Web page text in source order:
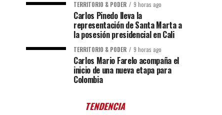
TERRITORIO & PODER 9 horas ago
Carlos Pinedo lleva la
representación de Santa Marta a
la posesión presidencial en Cali
TERRITORIO & PODER 9 horas ago
Carlos Mario Farelo acompaña el
inicio de una nueva etapa para
Colombia
TENDENCIA